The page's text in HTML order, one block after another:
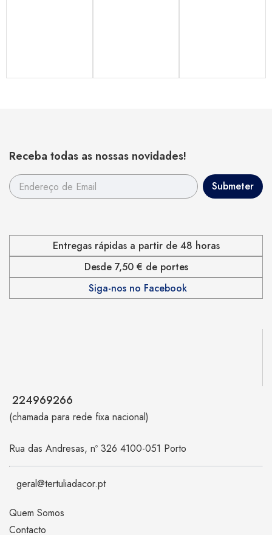
Receba todas as nossas novidades!
Entregas rápidas a partir de 48 horas
Desde 7,50 € de portes
Siga-nos no Facebook
224969266
(chamada para rede fixa nacional)
Rua das Andresas, nº 326 4100-051 Porto
geral@tertuliadacor.pt
Quem Somos
Contacto